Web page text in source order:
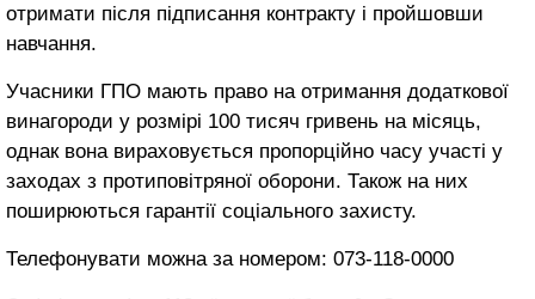
отримати після підписання контракту і пройшовши
навчання.
Учасники ГПО мають право на отримання додаткової
винагороди у розмірі 100 тисяч гривень на місяць,
однак вона вираховується пропорційно часу участі у
заходах з протиповітряної оборони. Також на них
поширюються гарантії соціального захисту.
Телефонувати можна за номером: 073-118-0000